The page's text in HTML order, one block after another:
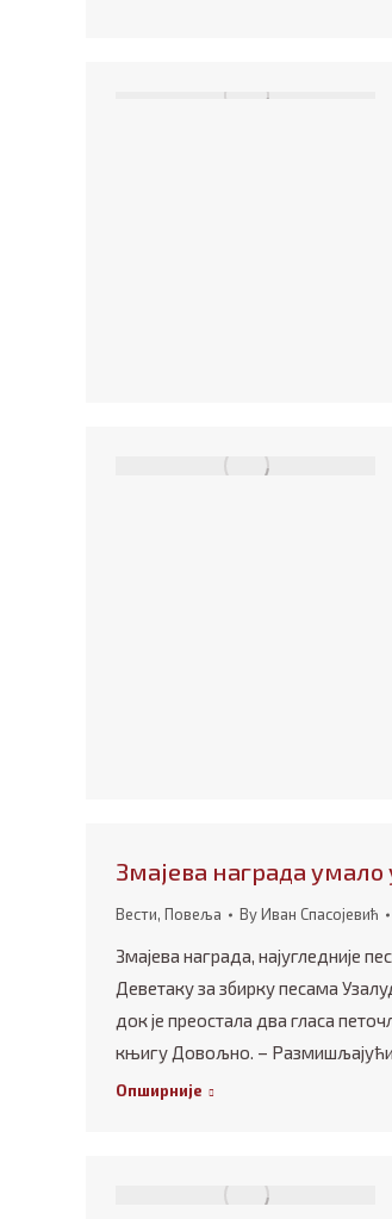
Змајева награда
Вести, Повеља ByИван Спасојевић
Змајева награда, најугледније
Деветаку за збирку песама
док је преостала два гласа
књигу Довољно. –
Опширније